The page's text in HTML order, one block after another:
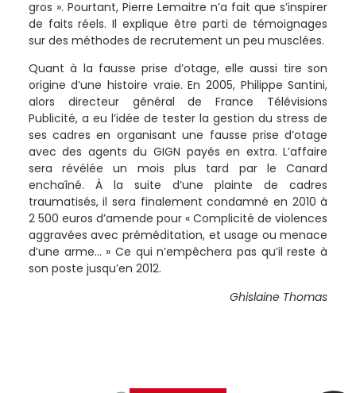
gros ». Pourtant, Pierre Lemaitre n’a fait que s’inspirer
de faits réels. Il explique être parti de témoignages
sur des méthodes de recrutement un peu musclées.
Quant à la fausse prise d’otage, elle aussi tire son
origine d’une histoire vraie. En 2005, Philippe Santini,
alors directeur général de France Télévisions
Publicité, a eu l’idée de tester la gestion du stress de
ses cadres en organisant une fausse prise d’otage
avec des agents du GIGN payés en extra. L’affaire
sera révélée un mois plus tard par le Canard
enchaîné. À la suite d’une plainte de cadres
traumatisés, il sera finalement condamné en 2010 à
2 500 euros d’amende pour « Complicité de violences
aggravées avec préméditation, et usage ou menace
d’une arme… » Ce qui n’empêchera pas qu’il reste à
son poste jusqu’en 2012.
Ghislaine Thomas